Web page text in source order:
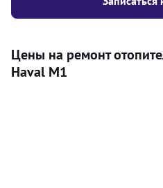
Цены на ремонт
Haval M1